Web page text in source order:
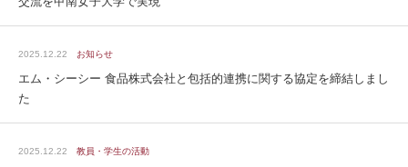
2025.12.22 お知らせ
エム・シーシー 食品株式会社と包括的連携に関する協定を締結しまし
た
2025.12.22 教員・学生の活動